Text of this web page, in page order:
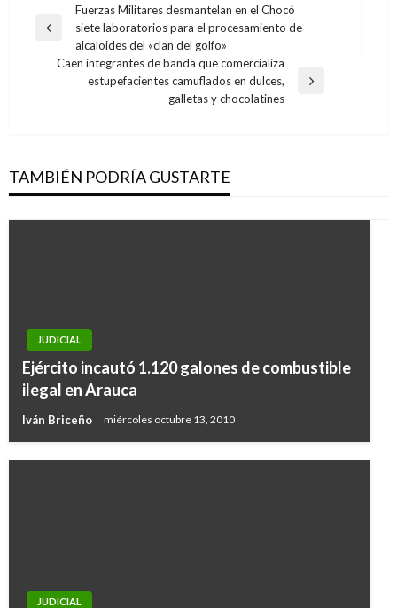
Navegación
de
entradas
Entrada
anterior
Fuerzas Militares desmantelan en el Chocó
siete laboratorios para el procesamiento de
alcaloides del «clan del golfo»
Entrada
Caen integrantes de banda que comercializa
estupefacientes camuflados en dulces,
galletas y chocolatines
TAMBIÉN PODRÍA GUSTARTE
JUDICIAL
Ejército incautó 1.120 galones de combustible
ilegal en Arauca
Iván Briceño miércoles octubre 13, 2010
JUDICIAL